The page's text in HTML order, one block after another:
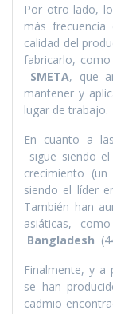
Por otro lado,
más
calidad del
fabricarlo,
SMETA, que
mantener y
lugar de trabajo.
En cuanto a
sigue siendo
crecimiento
siendo el lí­der
También han
asiáticas,
Bangladesh
Finalmente, y a
se han
cadmio